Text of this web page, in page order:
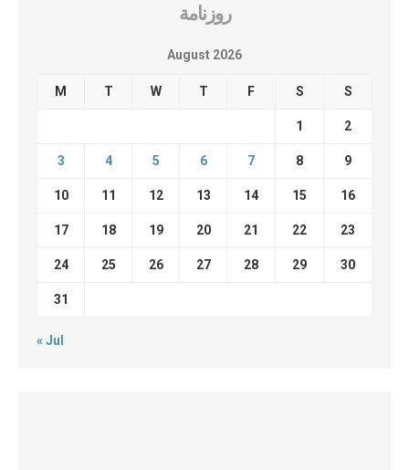
روزنامة
August 2026
M T W T F S S
1 2
3 4 5 6 7 8 9
10 11 12 13 14 15 16
17 18 19 20 21 22 23
24 25 26 27 28 29 30
31
« Jul